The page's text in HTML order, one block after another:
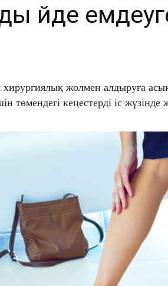
үйде
хирургиялық жолмен алдыруға
төмендегі кеңестерді іс жүзінде